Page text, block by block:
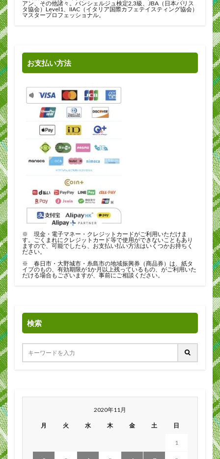
アン、その他諸々。パンシェルジュ検定2,3級、JBA（日本バリス
タ協会）Level1、IIAC（イタリア国際カフェテイスティング協会）
マスタープロフェッショナル。
お支払い方法
※ 現金・電子マネー・クレジットカードがご利用いただけま
す。ごくまれにクレジットカード等で使用ができないこともあり
ますので、可能でしたら、お支払い払い方法はいくつかお持ちく
ださい。
※ 春日市・大野城市・糸島市の地域振興券（商品券）は、紙タ
イプのもの、有効期限が1か月以上残っているもの、がご利用いた
だける場合もございますが、事前にご相談ください。
検索
2020年11月
月 火 水 木 金 土 日
1